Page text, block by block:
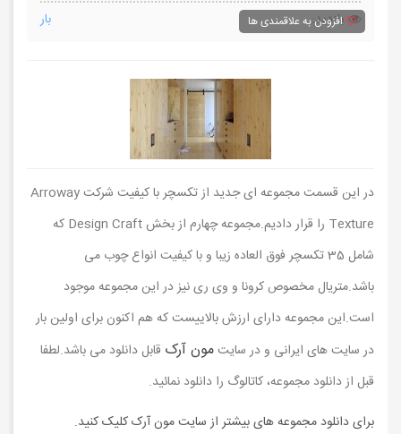
بازدید:
بار افزودن به علاقمندی ها
در این قسمت مجموعه ای جدید از تکسچر با کیفیت شرکت Arroway
Texture را قرار دادیم.مجموعه چهارم از بخش Design Craft که
شامل 35 تکسچر فوق العاده زیبا و با کیفیت انواع چوب می
باشد.متریال مخصوص کرونا و وی ری نیز در این مجموعه موجود
است.این مجموعه دارای ارزش بالاییست که هم اکنون برای اولین بار
در سایت های ایرانی و در سایتمون آرک قابل دانلود می باشد.لطفا
قبل از دانلود مجموعه، کاتالوگ را دانلود نمائید.
برای دانلود مجموعه های بیشتر از سایت مون آرک کلیک کنید.